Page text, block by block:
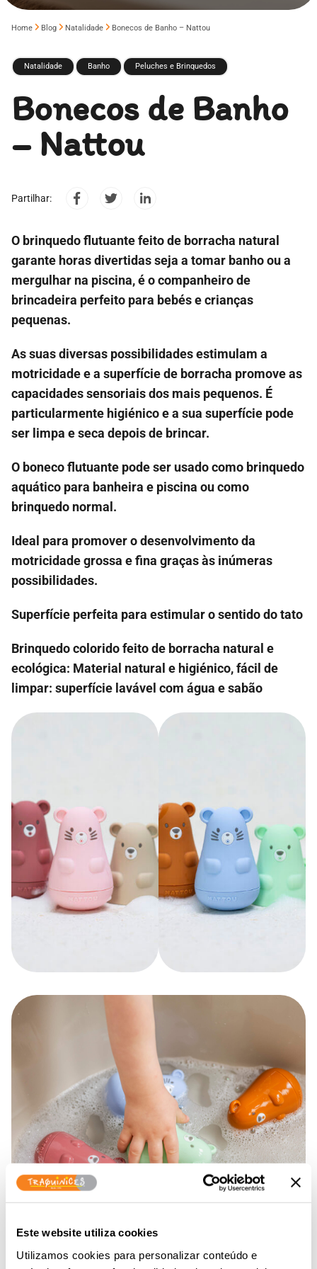
Este website utiliza cookies
Utilizamos cookies para personalizar conteúdo e
Home Blog Natalidade Bonecos de Banho – Nattou
Natalidade Banho Peluches e Brinquedos
Bonecos de Banho
– Nattou
Partilhar:
O brinquedo flutuante feito de borracha natural
garante horas divertidas seja a tomar banho ou a
mergulhar na piscina, é o companheiro de
brincadeira perfeito para bebés e crianças
pequenas.
As suas diversas possibilidades estimulam a
motricidade e a superfície de borracha promove as
capacidades sensoriais dos mais pequenos. É
particularmente higiénico e a sua superfície pode
ser limpa e seca depois de brincar.
O boneco flutuante pode ser usado como brinquedo
aquático para banheira e piscina ou como
brinquedo normal.
Ideal para promover o desenvolvimento da
motricidade grossa e fina graças às inúmeras
possibilidades.
Superfície perfeita para estimular o sentido do tato
Brinquedo colorido feito de borracha natural e
ecológica: Material natural e higiénico, fácil de
limpar: superfície lavável com água e sabão